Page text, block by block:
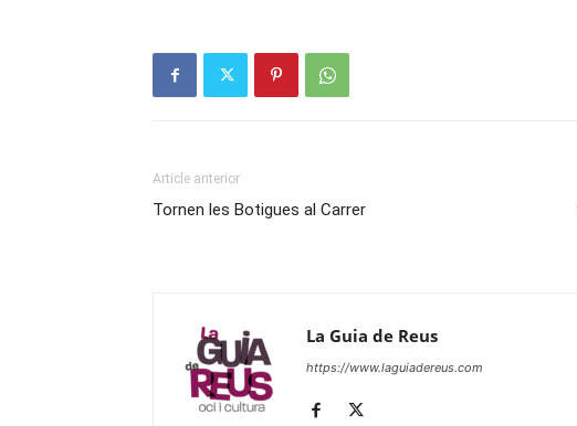
Article anterior
Tornen les Botigues al Carrer
La Guia de Reus
https://www.laguiadereus.com